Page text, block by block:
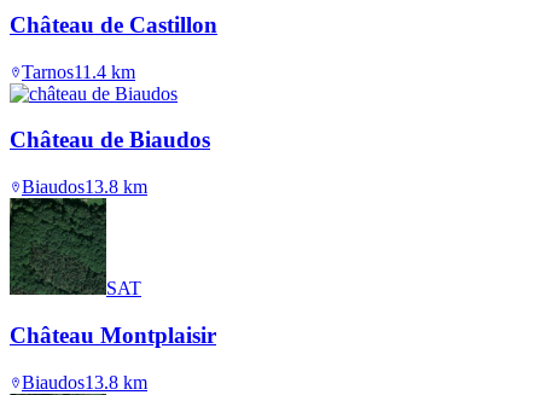
Château de Castillon
Tarnos11.4 km
Château de Biaudos
Biaudos13.8 km
SAT
Château Montplaisir
Biaudos13.8 km